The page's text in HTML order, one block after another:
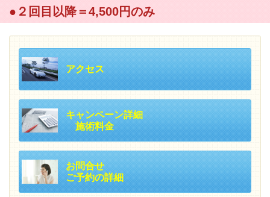
●２回目以降＝4,500円のみ
アクセス
キャンペーン詳細
施術料金
お問合せ
ご予約の詳細